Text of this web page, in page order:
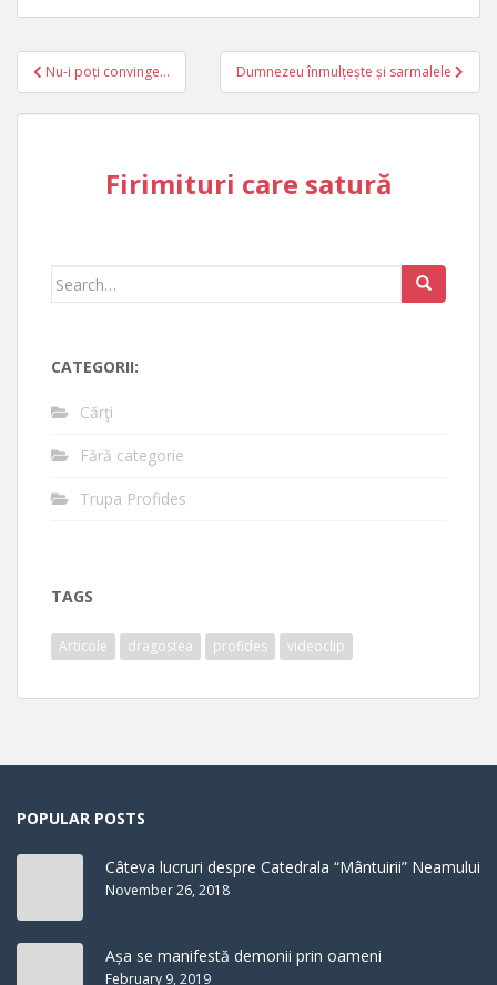
Post
navigation
Nu-i poți convinge… Dumnezeu înmulțește și sarmalele
Firimituri care satură
Search
CATEGORII:
Cărţi
Fără categorie
Trupa Profides
TAGS
Articole dragostea profides videoclip
POPULAR POSTS
Câteva lucruri despre Catedrala “Mântuirii” Neamului
November 26, 2018
Așa se manifestă demonii prin oameni
February 9, 2019